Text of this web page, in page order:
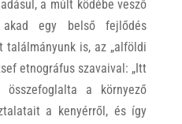
a múlt ködébe vesző
egy belső fejlődés
találmányunk is, az „alföldi
etnográfus szavaival: „Itt
a környező
a kenyérről, és így